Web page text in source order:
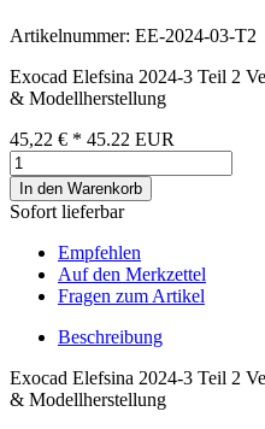
Artikelnummer: EE-2024-03-T2
Exocad Elefsina 2024-3 Teil 2
& Modellherstellung
45,22 € * 45.22 EUR
In den Warenkorb
Sofort lieferbar
Empfehlen
Auf den Merkzettel
Fragen zum Artikel
Beschreibung
Exocad Elefsina 2024-3 Teil 2
& Modellherstellung